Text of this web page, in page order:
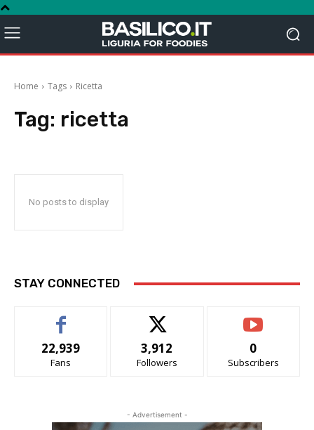
Home Tags Ricetta
Tag: ricetta
No posts to display
STAY CONNECTED
22,939
Fans
3,912
Followers
0
Subscribers
- Advertisement -